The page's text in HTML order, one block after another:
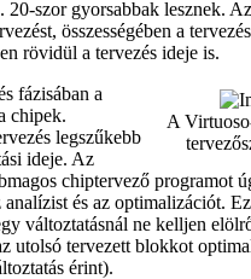
szor gyorsabbak lesznek.
összességében a
rövidül a tervezés ideje is.
A
fázisában a
chipek.
legszűkebb
ideje. Az
chiptervező programot
és az optimalizációt.
változtatásnál ne kelljen
utolsó tervezett blokkot
érint).